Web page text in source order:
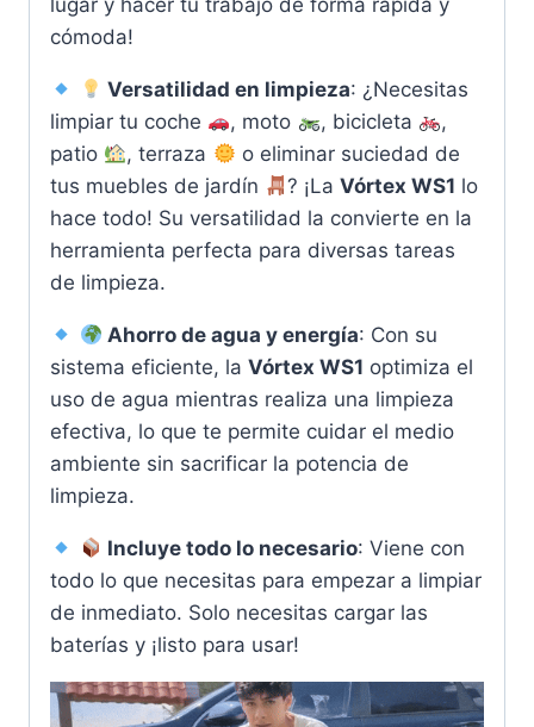
cómoda!
Versatilidad en limpieza: ¿Necesitas
limpiar tu coche
, moto , bicicleta
,
patio
, terraza
o eliminar suciedad de
tus muebles de jardín
? ¡LaVórtex WS1 lo
hace todo! Su versatilidad la convierte en la
herramienta perfecta para diversas tareas
de limpieza.
Ahorro de agua y energía: Con su
sistema eficiente, la Vórtex WS1 optimiza el
uso de agua mientras realiza una limpieza
efectiva, lo que te permite cuidar el medio
ambiente sin sacrificar la potencia de
limpieza.
Incluye todo lo necesario: Viene con
todo lo que necesitas para empezar a limpiar
de inmediato. Solo necesitas cargar las
baterías y ¡listo para usar!